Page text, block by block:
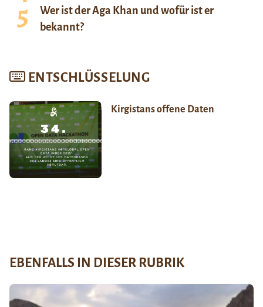
Wer ist der Aga Khan und wofür ist er
bekannt?
ENTSCHLÜSSELUNG
Kirgistans offene Daten
EBENFALLS IN DIESER RUBRIK